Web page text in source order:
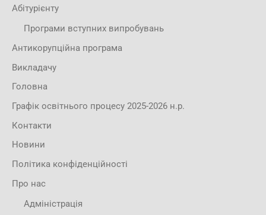
Абітурієнту
Програми вступних випробувань
Антикорупційна програма
Викладачу
Головна
Графік освітнього процесу 2025-2026 н.р.
Контакти
Новини
Політика конфіденційності
Про нас
Адміністрація